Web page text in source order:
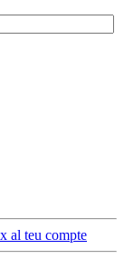
al teu compte